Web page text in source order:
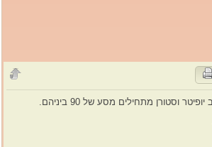
וסטורן מתחילים מסע של 90 ביניהם.